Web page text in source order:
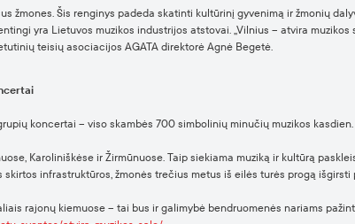
žmones. Šis renginys padeda skatinti kultūrinį gyvenimą ir žmonių
yra Lietuvos muzikos industrijos atstovai. „Vilnius – atvira
teisių asociacijos AGATA direktorė Agnė Begetė.
koncertai – viso skambės 700 simbolinių minučių muzikos
Karoliniškėse ir Žirmūnuose. Taip siekiama muziką ir kultūrą
infrastruktūros, žmonės trečius metus iš eilės turės progą
rajonų kiemuose – tai bus ir galimybė bendruomenės nariams